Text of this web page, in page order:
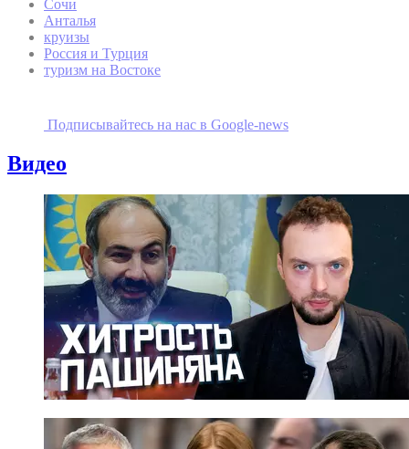
Сочи
Анталья
круизы
Россия и Турция
туризм на Востоке
Подписывайтесь на наc в Google-news
Видео